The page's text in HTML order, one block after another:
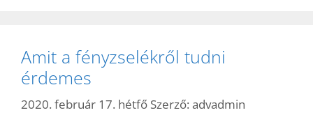
Amit a fényzselékről tudni
érdemes
2020. február 17. hétfő Szerző: advadmin